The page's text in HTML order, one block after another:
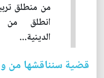
من منطلق
انطلق من
الدينية...
قضية سنناقشها من